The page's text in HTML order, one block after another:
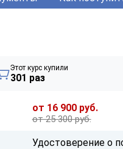
Этот курс купили
301 раз
от 16 900 руб.
от 25 300 руб.
Удостоверение о